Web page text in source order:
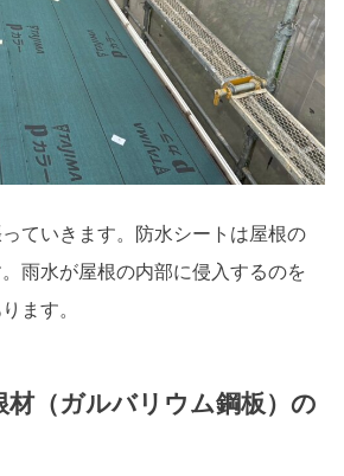
ていきます。防水シートは屋根の
雨水が屋根の内部に侵入するのを
ます。
材（ガルバリウム鋼板）の